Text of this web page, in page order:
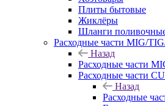
Плиты бытовые
Жиклёры
Шланги
Расходные части MIG/
Назад
Расходные части
Расходные части
Назад
Расходные